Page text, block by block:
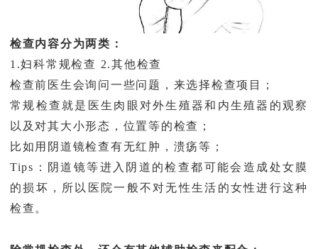
检查内容分为两类：
1.妇科常规检查 2.其他检查
检查前医生会询问一些问题，来选择检查项目；
常规检查就是医生肉眼对外生殖器和内生殖器的观察
以及对其大小形态，位置等的检查；
比如用阴道镜检查有无红肿，溃疡等；
Tips：阴道镜等进入阴道的检查都可能会造成处女膜
的损坏，所以医院一般不对无性生活的女性进行这种
检查。